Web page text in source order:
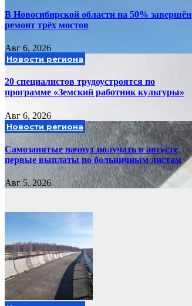
В Новосибирской области на 50% завершён
ремонт трёх мостов
Авг 6, 2026
Новости региона
20 специалистов трудоустроятся по
программе «Земский работник культуры»
Авг 6, 2026
Новости региона
Самозанятые начнут получать в августе
первые выплаты по больничным листам
Авг 5, 2026